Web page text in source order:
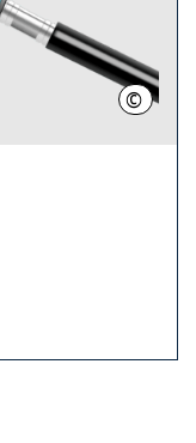
© Pixabay